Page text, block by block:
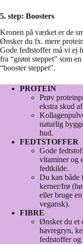
5. step: Boosters
Kronen på værket er de
Ønsker du fx. mere
Gode fedtstoffer må vi ej
fra “grønt steppet” som
“booster steppet”.
PROTEIN
Prøv
ekstra skud
naturlig
hud.
FEDTSTOFFER
Gode
vitaminer og
fedtkilde.
Du kan både
kerner/frø
eller bruge
vegansk).
FIBRE
Ønsker du et
havregryn,
fedtstoffer